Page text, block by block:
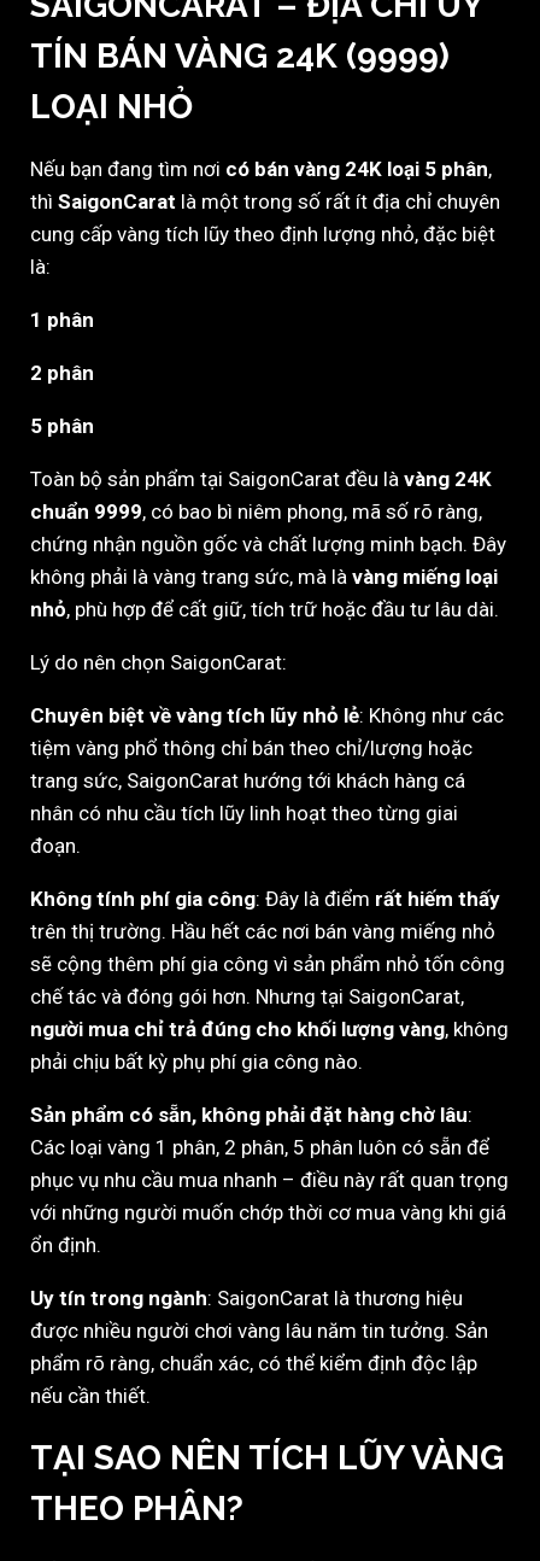
TÍN BÁN VÀNG 24K (9999)
LOẠI NHỎ
Nếu bạn đang tìm nơi có bán vàng 24K loại 5 phân,
thì SaigonCarat là một trong số rất ít địa chỉ chuyên
cung cấp vàng tích lũy theo định lượng nhỏ, đặc biệt
là:
1 phân
2 phân
5 phân
Toàn bộ sản phẩm tại SaigonCarat đều là vàng 24K
chuẩn 9999, có bao bì niêm phong, mã số rõ ràng,
chứng nhận nguồn gốc và chất lượng minh bạch. Đây
không phải là vàng trang sức, mà là vàng miếng loại
nhỏ, phù hợp để cất giữ, tích trữ hoặc đầu tư lâu dài.
Lý do nên chọn SaigonCarat:
Chuyên biệt về vàng tích lũy nhỏ lẻ: Không như các
tiệm vàng phổ thông chỉ bán theo chỉ/lượng hoặc
trang sức, SaigonCarat hướng tới khách hàng cá
nhân có nhu cầu tích lũy linh hoạt theo từng giai
đoạn.
Không tính phí gia công: Đây là điểm rất hiếm thấy
trên thị trường. Hầu hết các nơi bán vàng miếng nhỏ
sẽ cộng thêm phí gia công vì sản phẩm nhỏ tốn công
chế tác và đóng gói hơn. Nhưng tại SaigonCarat,
người mua chỉ trả đúng cho khối lượng vàng, không
phải chịu bất kỳ phụ phí gia công nào.
Sản phẩm có sẵn, không phải đặt hàng chờ lâu:
Các loại vàng 1 phân, 2 phân, 5 phân luôn có sẵn để
phục vụ nhu cầu mua nhanh – điều này rất quan trọng
với những người muốn chớp thời cơ mua vàng khi giá
ổn định.
Uy tín trong ngành: SaigonCarat là thương hiệu
được nhiều người chơi vàng lâu năm tin tưởng. Sản
phẩm rõ ràng, chuẩn xác, có thể kiểm định độc lập
nếu cần thiết.
TẠI SAO NÊN TÍCH LŨY VÀNG
THEO PHÂN?